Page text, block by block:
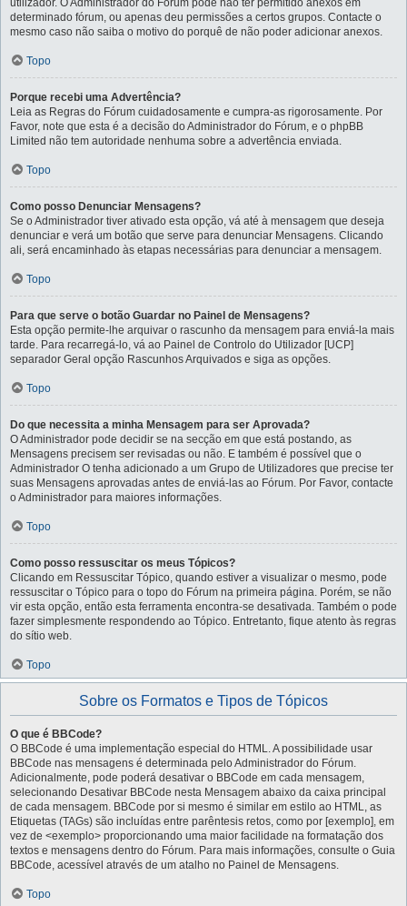
utilizador. O Administrador do Fórum pode não ter permitido anexos em
determinado fórum, ou apenas deu permissões a certos grupos. Contacte o
mesmo caso não saiba o motivo do porquê de não poder adicionar anexos.
Topo
Porque recebi uma Advertência?
Leia as Regras do Fórum cuidadosamente e cumpra-as rigorosamente. Por
Favor, note que esta é a decisão do Administrador do Fórum, e o phpBB
Limited não tem autoridade nenhuma sobre a advertência enviada.
Topo
Como posso Denunciar Mensagens?
Se o Administrador tiver ativado esta opção, vá até à mensagem que deseja
denunciar e verá um botão que serve para denunciar Mensagens. Clicando
ali, será encaminhado às etapas necessárias para denunciar a mensagem.
Topo
Para que serve o botão Guardar no Painel de Mensagens?
Esta opção permite-lhe arquivar o rascunho da mensagem para enviá-la mais
tarde. Para recarregá-lo, vá ao Painel de Controlo do Utilizador [UCP]
separador Geral opção Rascunhos Arquivados e siga as opções.
Topo
Do que necessita a minha Mensagem para ser Aprovada?
O Administrador pode decidir se na secção em que está postando, as
Mensagens precisem ser revisadas ou não. E também é possível que o
Administrador O tenha adicionado a um Grupo de Utilizadores que precise ter
suas Mensagens aprovadas antes de enviá-las ao Fórum. Por Favor, contacte
o Administrador para maiores informações.
Topo
Como posso ressuscitar os meus Tópicos?
Clicando em Ressuscitar Tópico, quando estiver a visualizar o mesmo, pode
ressuscitar o Tópico para o topo do Fórum na primeira página. Porém, se não
vir esta opção, então esta ferramenta encontra-se desativada. Também o pode
fazer simplesmente respondendo ao Tópico. Entretanto, fique atento às regras
do sítio web.
Topo
Sobre os Formatos e Tipos de Tópicos
O que é BBCode?
O BBCode é uma implementação especial do HTML. A possibilidade usar
BBCode nas mensagens é determinada pelo Administrador do Fórum.
Adicionalmente, pode poderá desativar o BBCode em cada mensagem,
selecionando Desativar BBCode nesta Mensagem abaixo da caixa principal
de cada mensagem. BBCode por si mesmo é similar em estilo ao HTML, as
Etiquetas (TAGs) são incluídas entre parêntesis retos, como por [exemplo], em
vez de <exemplo> proporcionando uma maior facilidade na formatação dos
textos e mensagens dentro do Fórum. Para mais informações, consulte o Guia
BBCode, acessível através de um atalho no Painel de Mensagens.
Topo